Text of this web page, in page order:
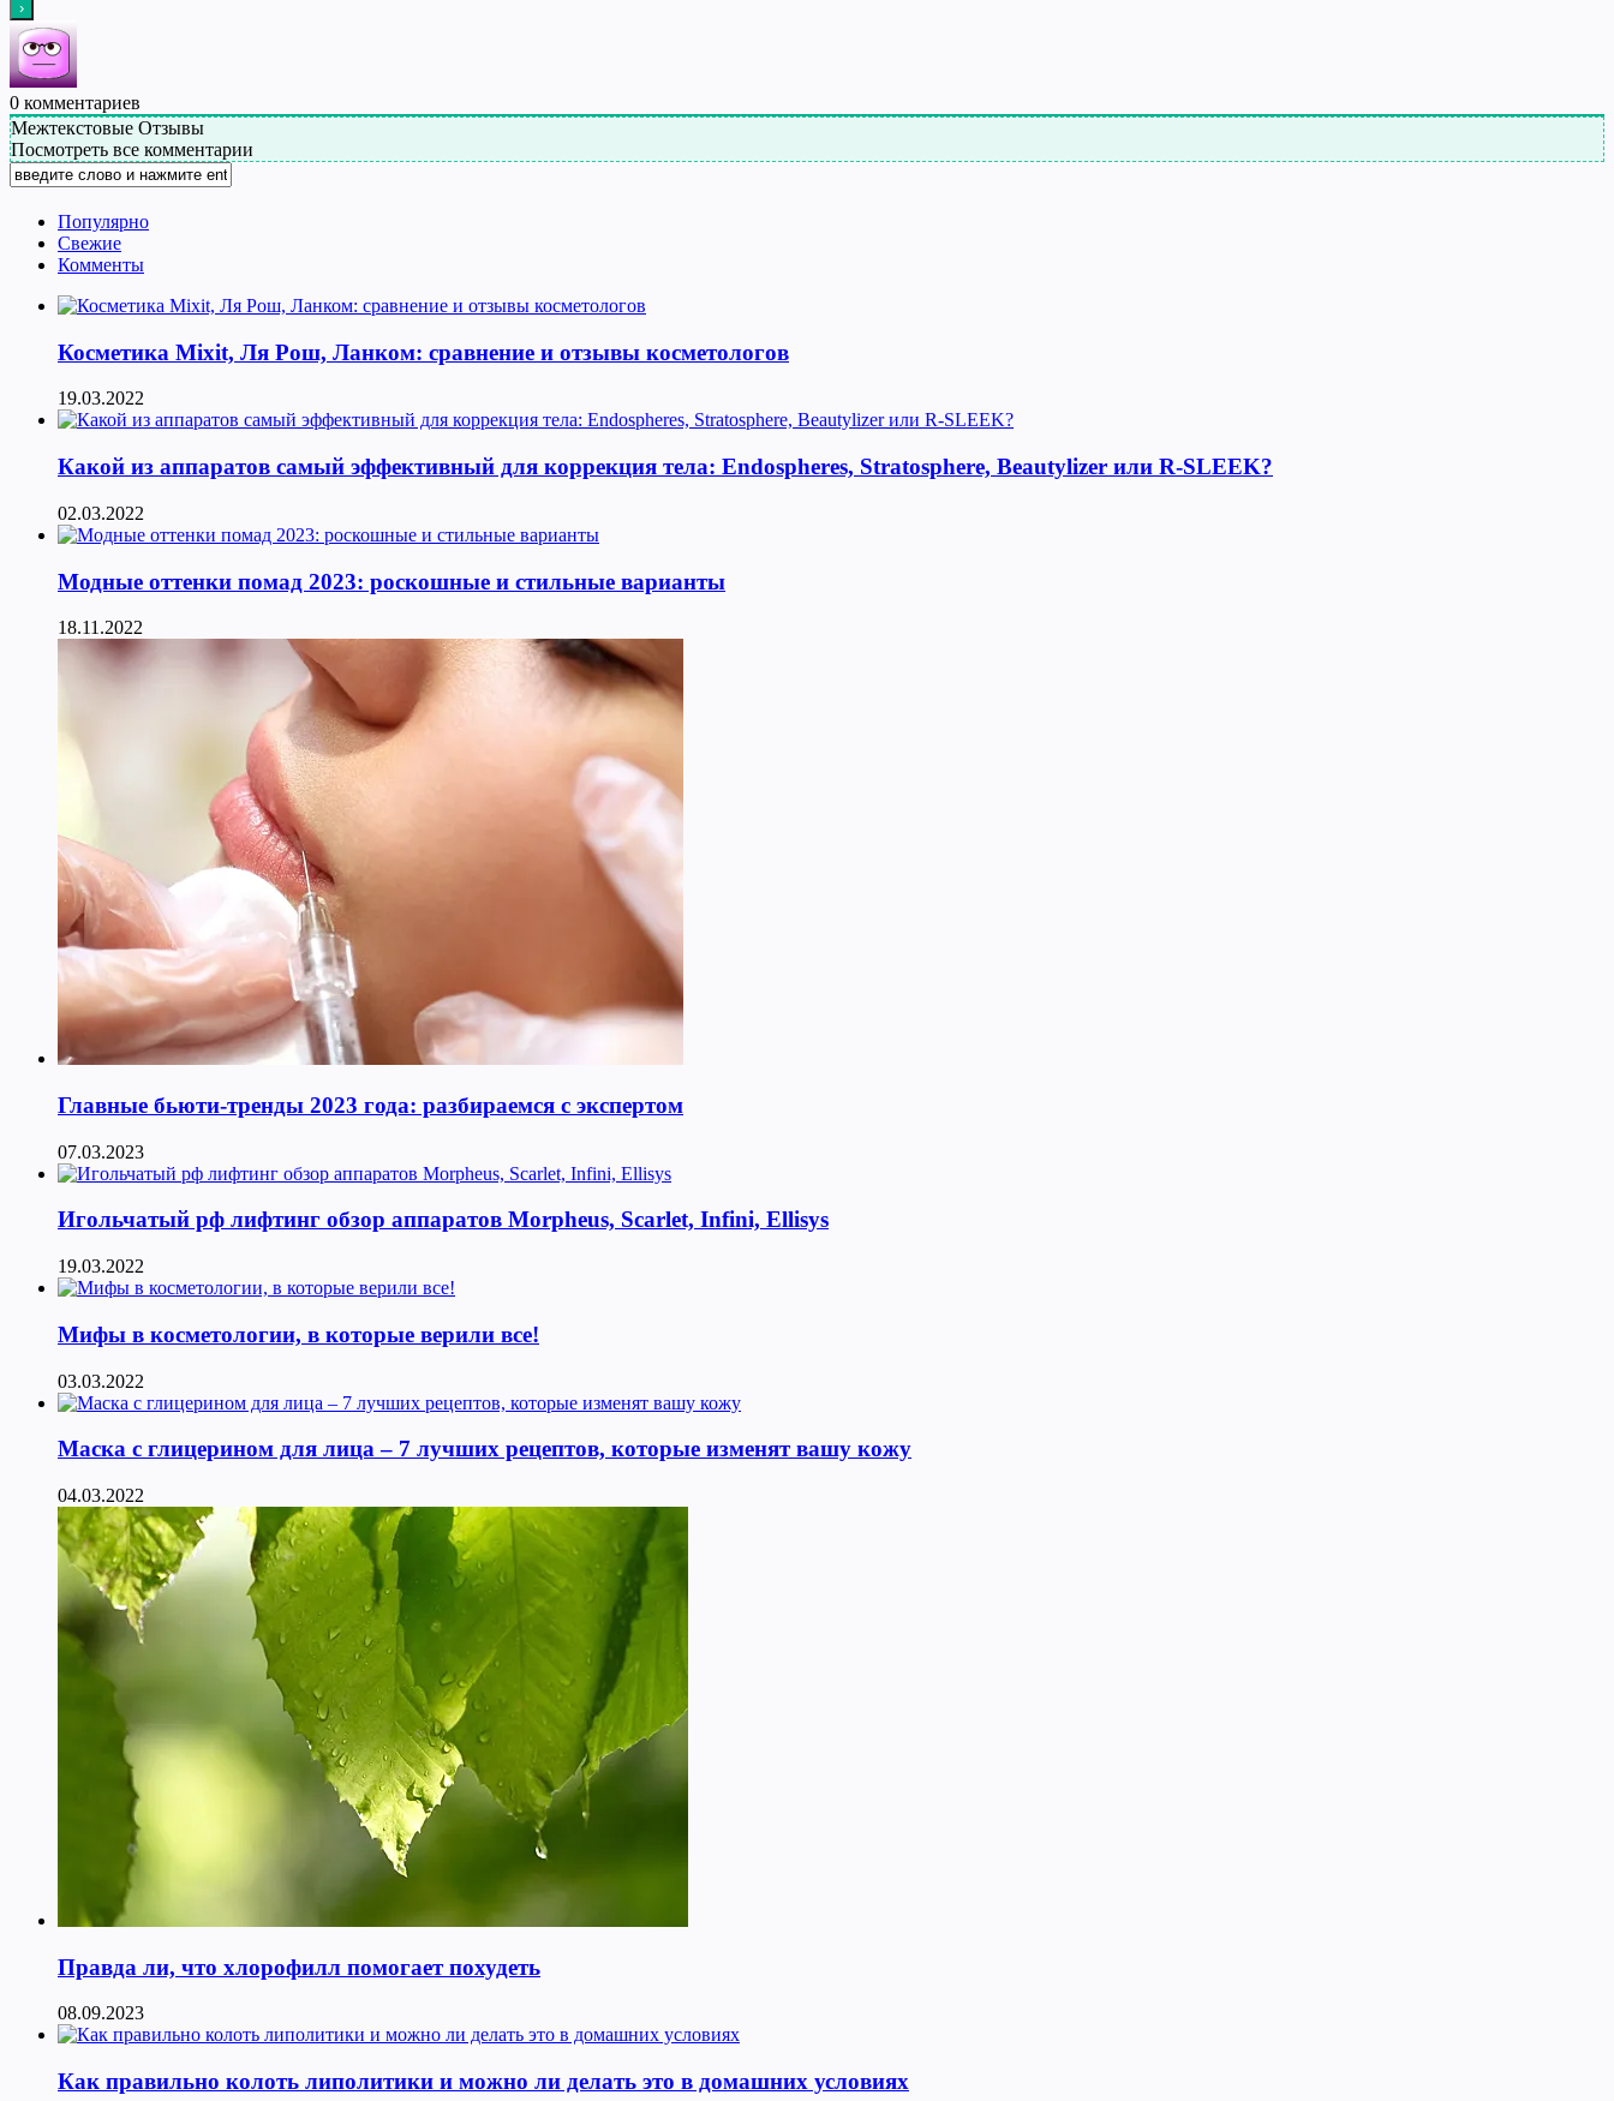
0 комментариев
Межтекстовые Отзывы
Посмотреть все комментарии
Популярно
Свежие
Комменты
Косметика Мixit, Ля Рош, Ланком: сравнение и отзывы косметологов
19.03.2022
Какой из аппаратов самый эффективный для коррекция тела: Endospheres, Stratosphere, Beautylizer или R-SLEEK?
02.03.2022
Модные оттенки помад 2023: роскошные и стильные варианты
18.11.2022
Главные бьюти-тренды 2023 года: разбираемся с экспертом
07.03.2023
Игольчатый рф лифтинг обзор аппаратов Morpheus, Scarlet, Infini, Ellisys
19.03.2022
Мифы в косметологии, в которые верили все!
03.03.2022
Маска с глицерином для лица – 7 лучших рецептов, которые изменят вашу кожу
04.03.2022
Правда ли, что хлорофилл помогает похудеть
08.09.2023
Как правильно колоть липолитики и можно ли делать это в домашних условиях